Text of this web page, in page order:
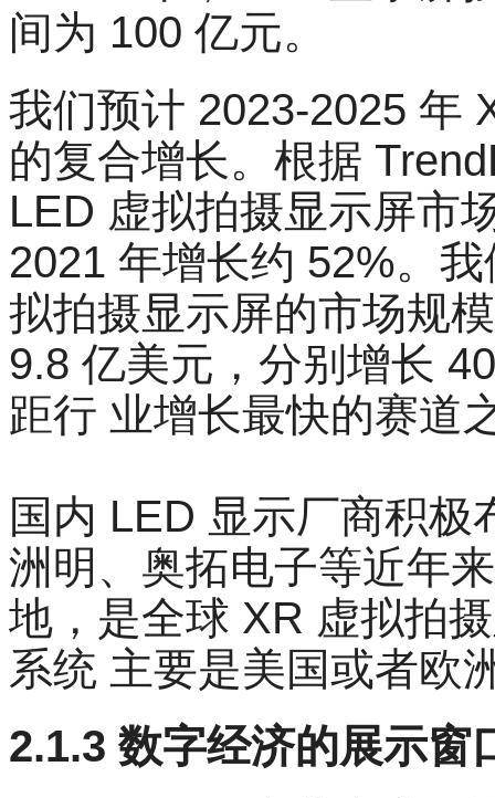
间为 100 亿元。
我们预计 2023-2025 年
的复合增长。根据
LED 虚拟拍摄显示屏市
2021 年增长约 52%。
拟拍摄显示屏的市场规
9.8 亿美元，分别增长
距行 业增长最快的赛道
国内 LED 显示厂商积
洲明、奥拓电子等近年
地，是全球 XR 虚拟拍
系统 主要是美国或者欧
2.1.3 数字经济的展示窗